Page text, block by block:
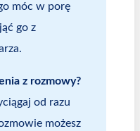
móc w porę
go z
z rozmowy?
od razu
możesz